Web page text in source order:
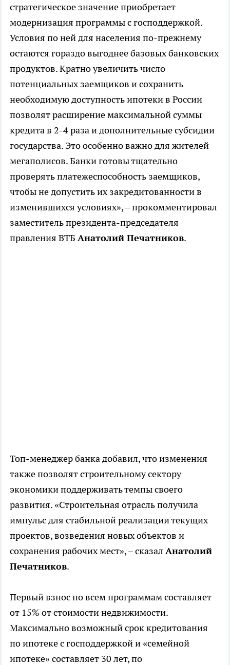
стратегическое значение приобретает
модернизация программы с господдержкой.
Условия по ней для населения по-прежнему
остаются гораздо выгоднее базовых банковских
продуктов. Кратно увеличить число
потенциальных заемщиков и сохранить
необходимую доступность ипотеки в России
позволят расширение максимальной суммы
кредита в 2-4 раза и дополнительные субсидии
государства. Это особенно важно для жителей
мегаполисов. Банки готовы тщательно
проверять платежеспособность заемщиков,
чтобы не допустить их закредитованности в
изменившихся условиях», – прокомментировал
заместитель президента-председателя
правления ВТБ Анатолий Печатников.
Топ-менеджер банка добавил, что изменения
также позволят строительному сектору
экономики поддерживать темпы своего
развития. «Строительная отрасль получила
импульс для стабильной реализации текущих
проектов, возведения новых объектов и
сохранения рабочих мест», – сказал Анатолий
Печатников.
Первый взнос по всем программам составляет
от 15% от стоимости недвижимости.
Максимально возможный срок кредитования
по ипотеке с господдержкой и «семейной
ипотеке» составляет 30 лет, по